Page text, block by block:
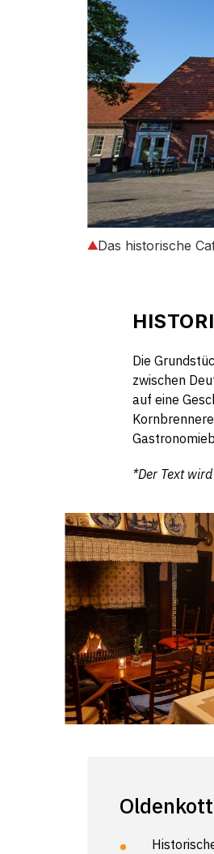
Das historische
Die
zwischen
auf eine
*Der Text